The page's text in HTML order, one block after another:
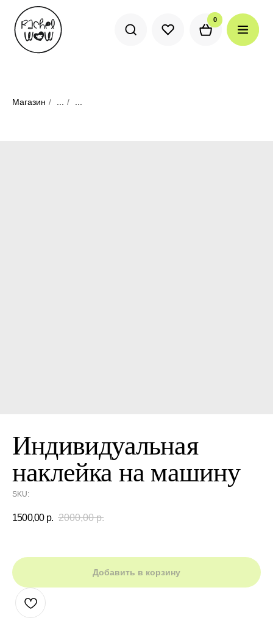
Магазин / /
Индивидуальная
наклейка на машину
SKU:
1500,00 р. 2000,00 р.
Добавить в корзину